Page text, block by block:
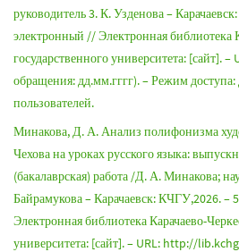
руководитель 3. К. Узденова –
электронный // Электронная библиотека
государственного университета: [сайт].
обращения: дд.мм.гггг). – Режим доступа:
пользователей.
Минакова, Д. А. Анализ полифонизма
Чехова на уроках русского языка:
(бакалаврская) работа /Д. А. Минакова;
Байрамукова – Карачаевск: КЧГУ,2026. –
Электронная библиотека Карачаево-
университета: [сайт]. – URL: http://